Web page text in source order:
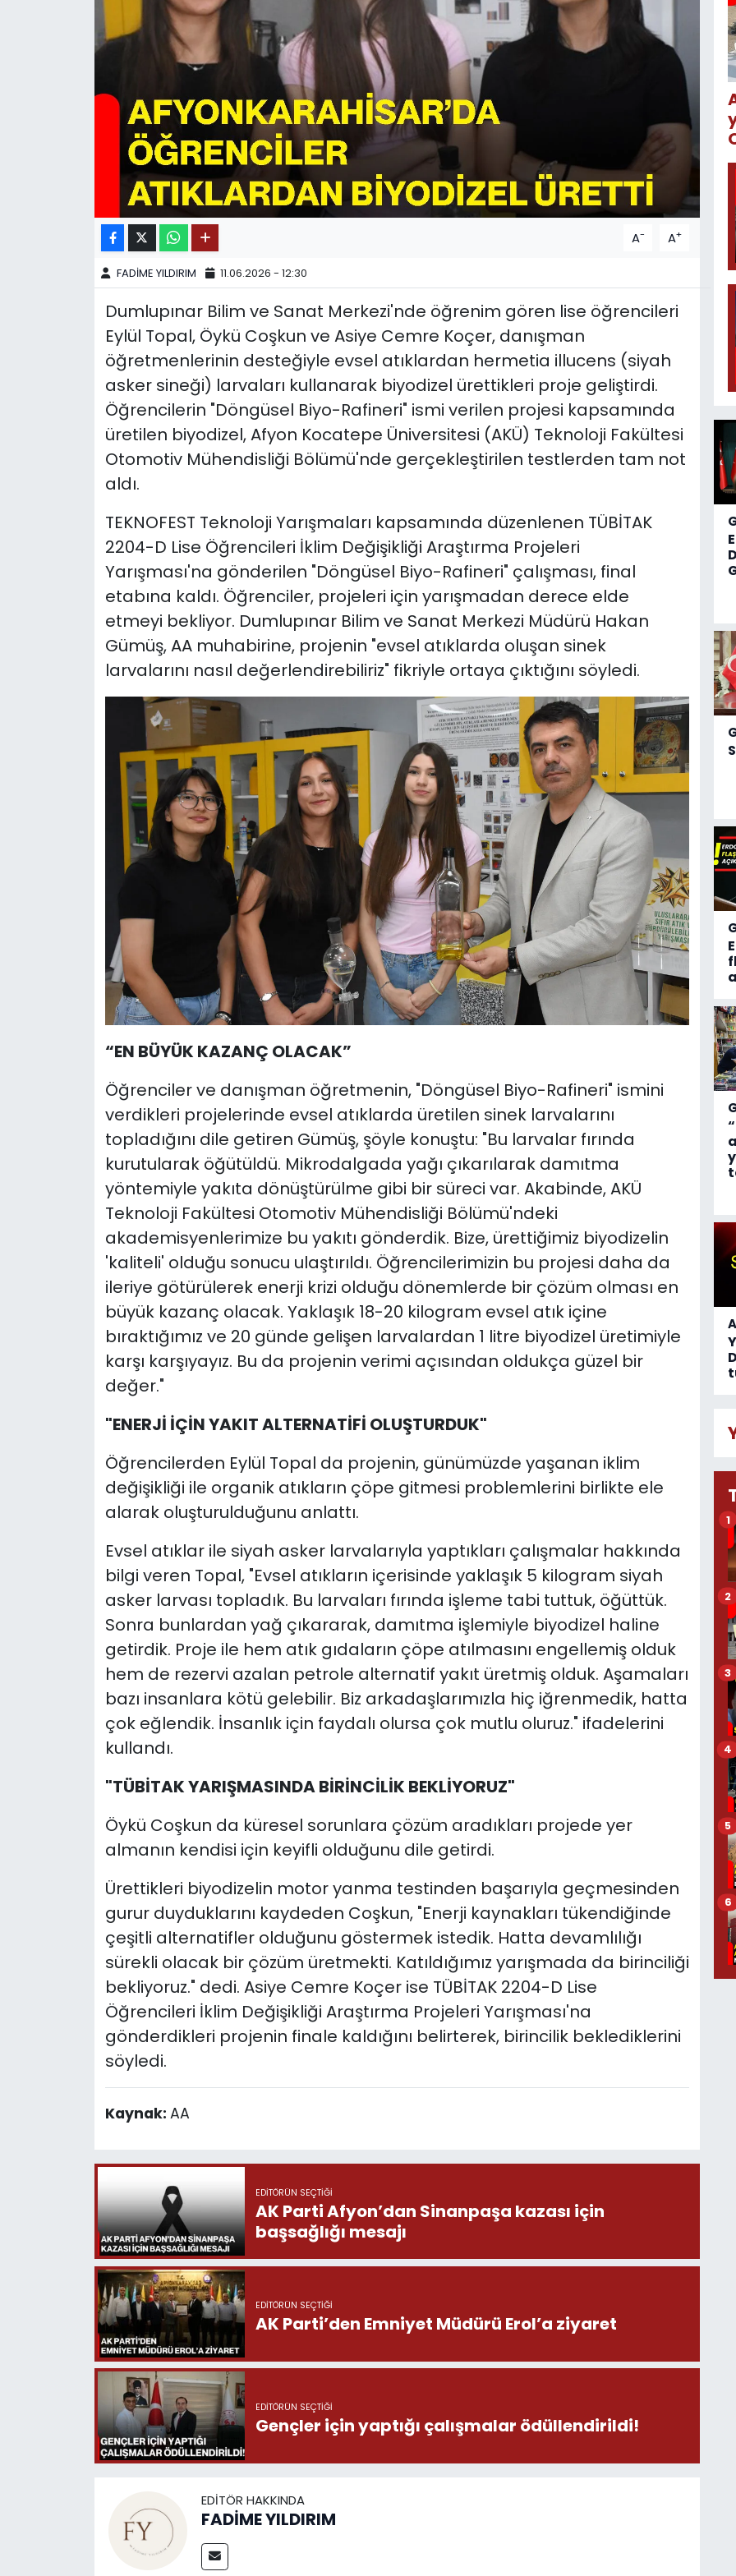
A- A+
FADİME YILDIRIM 11.06.2026 - 12:30
Dumlupınar Bilim ve Sanat Merkezi'nde öğrenim gören lise öğrencileri
Eylül Topal, Öykü Coşkun ve Asiye Cemre Koçer, danışman
öğretmenlerinin desteğiyle evsel atıklardan hermetia illucens (siyah
asker sineği) larvaları kullanarak biyodizel ürettikleri proje geliştirdi.
Öğrencilerin "Döngüsel Biyo-Rafineri" ismi verilen projesi kapsamında
üretilen biyodizel, Afyon Kocatepe Üniversitesi (AKÜ) Teknoloji Fakültesi
Otomotiv Mühendisliği Bölümü'nde gerçekleştirilen testlerden tam not
aldı.
TEKNOFEST Teknoloji Yarışmaları kapsamında düzenlenen TÜBİTAK
2204-D Lise Öğrencileri İklim Değişikliği Araştırma Projeleri
Yarışması'na gönderilen "Döngüsel Biyo-Rafineri" çalışması, final
etabına kaldı. Öğrenciler, projeleri için yarışmadan derece elde
etmeyi bekliyor. Dumlupınar Bilim ve Sanat Merkezi Müdürü Hakan
Gümüş, AA muhabirine, projenin "evsel atıklarda oluşan sinek
larvalarını nasıl değerlendirebiliriz" fikriyle ortaya çıktığını söyledi.
“EN BÜYÜK KAZANÇ OLACAK”
Öğrenciler ve danışman öğretmenin, "Döngüsel Biyo-Rafineri" ismini
verdikleri projelerinde evsel atıklarda üretilen sinek larvalarını
topladığını dile getiren Gümüş, şöyle konuştu: "Bu larvalar fırında
kurutularak öğütüldü. Mikrodalgada yağı çıkarılarak damıtma
yöntemiyle yakıta dönüştürülme gibi bir süreci var. Akabinde, AKÜ
Teknoloji Fakültesi Otomotiv Mühendisliği Bölümü'ndeki
akademisyenlerimize bu yakıtı gönderdik. Bize, ürettiğimiz biyodizelin
'kaliteli' olduğu sonucu ulaştırıldı. Öğrencilerimizin bu projesi daha da
ileriye götürülerek enerji krizi olduğu dönemlerde bir çözüm olması en
büyük kazanç olacak. Yaklaşık 18-20 kilogram evsel atık içine
bıraktığımız ve 20 günde gelişen larvalardan 1 litre biyodizel üretimiyle
karşı karşıyayız. Bu da projenin verimi açısından oldukça güzel bir
değer."
"ENERJİ İÇİN YAKIT ALTERNATİFİ OLUŞTURDUK"
Öğrencilerden Eylül Topal da projenin, günümüzde yaşanan iklim
değişikliği ile organik atıkların çöpe gitmesi problemlerini birlikte ele
alarak oluşturulduğunu anlattı.
Evsel atıklar ile siyah asker larvalarıyla yaptıkları çalışmalar hakkında
bilgi veren Topal, "Evsel atıkların içerisinde yaklaşık 5 kilogram siyah
asker larvası topladık. Bu larvaları fırında işleme tabi tuttuk, öğüttük.
Sonra bunlardan yağ çıkararak, damıtma işlemiyle biyodizel haline
getirdik. Proje ile hem atık gıdaların çöpe atılmasını engellemiş olduk
hem de rezervi azalan petrole alternatif yakıt üretmiş olduk. Aşamaları
bazı insanlara kötü gelebilir. Biz arkadaşlarımızla hiç iğrenmedik, hatta
çok eğlendik. İnsanlık için faydalı olursa çok mutlu oluruz." ifadelerini
kullandı.
"TÜBİTAK YARIŞMASINDA BİRİNCİLİK BEKLİYORUZ"
Öykü Coşkun da küresel sorunlara çözüm aradıkları projede yer
almanın kendisi için keyifli olduğunu dile getirdi.
Ürettikleri biyodizelin motor yanma testinden başarıyla geçmesinden
gurur duyduklarını kaydeden Coşkun, "Enerji kaynakları tükendiğinde
çeşitli alternatifler olduğunu göstermek istedik. Hatta devamlılığı
sürekli olacak bir çözüm üretmekti. Katıldığımız yarışmada da birinciliği
bekliyoruz." dedi. Asiye Cemre Koçer ise TÜBİTAK 2204-D Lise
Öğrencileri İklim Değişikliği Araştırma Projeleri Yarışması'na
gönderdikleri projenin finale kaldığını belirterek, birincilik beklediklerini
söyledi.
Kaynak: AA
EDITÖRÜN SEÇTIĞI
AK Parti Afyon’dan Sinanpaşa kazası için
başsağlığı mesajı
EDITÖRÜN SEÇTIĞI
AK Parti’den Emniyet Müdürü Erol’a ziyaret
EDITÖRÜN SEÇTIĞI
Gençler için yaptığı çalışmalar ödüllendirildi!
EDITÖR HAKKINDA
FADİME YILDIRIM
1
2
3
4
5
6